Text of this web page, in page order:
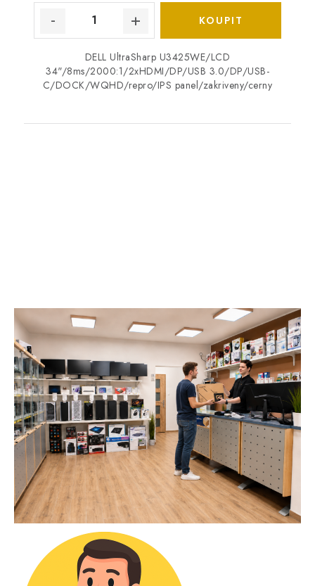
DELL UltraSharp U3425WE/LCD
34"/8ms/2000:1/2xHDMI/DP/USB 3.0/DP/USB-
C/DOCK/WQHD/repro/IPS panel/zakriveny/cerny